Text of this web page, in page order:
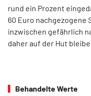
rund ein Prozent
60 Euro nachgezogene
inzwischen gefährlich
daher auf der Hut
Behandelte Werte